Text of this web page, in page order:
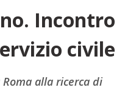
Incontro
civile
alla ricerca di